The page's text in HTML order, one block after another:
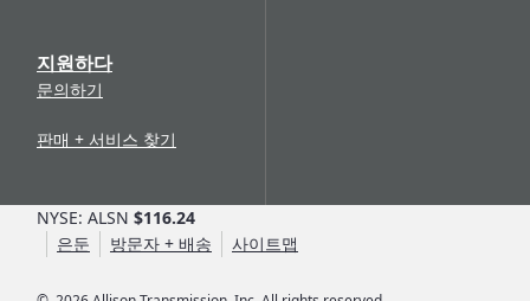
현재 기본 사용자 Allison HUB 계정을 통해 제공되는 웹 기
반 교육(WBT) 모듈에는 앨리슨의 가장 인기 있는 on-
highway 변속기인 1000 Series™, 2000 Series™, 3000
Series™ 및 4000 Series™ 자동 변속기에 대한 제품 숙지,
있습니다.
앨리슨의 웹사이트에 있는 이용 약관
앨리슨 부품 카탈로그는 사용자가 일련번호, 어셈블리 또는
세부 부품 번호로 검색할 수 있게 해주는, Allison HUB에서
장치 이력
정보 및 변속기에 수행된 보증 클레임을 찾을 수 있습니다.
지원하다
문의하기
판매 + 서비스 찾기
NYSE: ALSN $116.24
은둔
방문자 + 배송 사이트맵